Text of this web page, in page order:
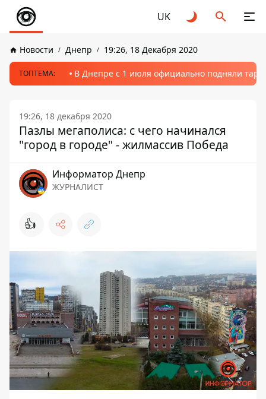
UK
Новости Днепр 19:26, 18 Декабря 2020
ТОПТЕМА: В Днепре с 1 июля официально подняли
19:26, 18 декабря 2020
Пазлы мегаполиса: с чего начинался
"город в городе" - жилмассив Победа
Информатор Днепр
ЖУРНАЛИСТ
👍